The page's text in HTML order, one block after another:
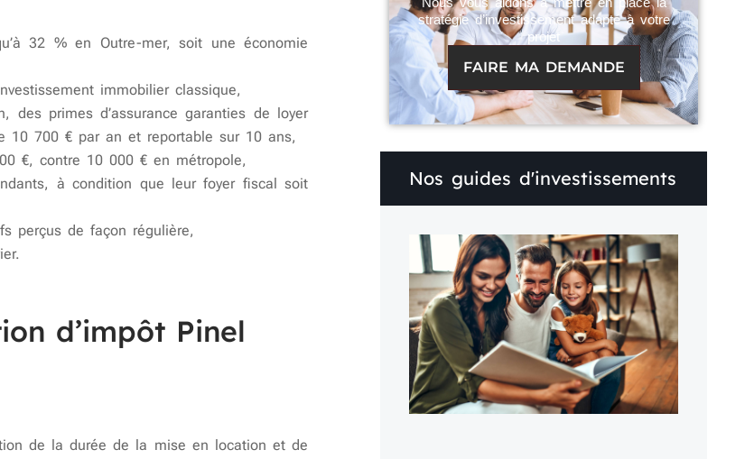
32 % en Outre-mer, soit une économie
immobilier classique,
primes d’assurance garanties de loyer
10 700 € par an et reportable sur 10 ans,
€, contre 10 000 € en métropole,
à condition que leur foyer fiscal soit
perçus de façon régulière,
d’impôt Pinel
de la durée de la mise en location et de
stratégie d’investissement adapté à votre
projet
FAIRE MA DEMANDE
Nos guides d'investissements